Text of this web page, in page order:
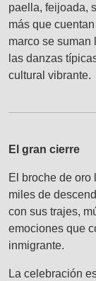
paella, feijoada,
más que
marco se suman
las danzas
cultural vibrante.
El gran cierre
El broche de
miles de
con sus trajes,
emociones que
inmigrante.
La celebración